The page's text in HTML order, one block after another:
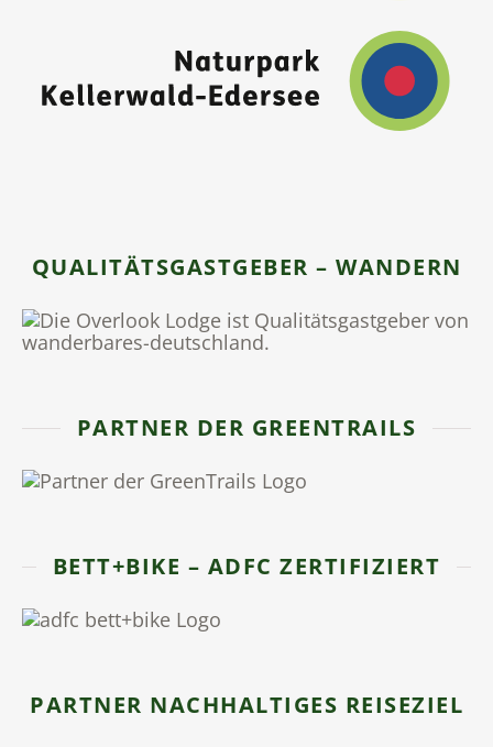
QUALITÄTSGASTGEBER – WANDERN
PARTNER DER GREENTRAILS
BETT+BIKE – ADFC ZERTIFIZIERT
PARTNER NACHHALTIGES REISEZIEL